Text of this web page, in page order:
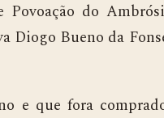
do
Diogo Bueno da
fora comprado